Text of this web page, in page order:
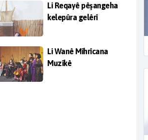
Li Reqayê pêşangeha
kelepûra gelêrî
Li Wanê Mîhrîcana
Muzîkê